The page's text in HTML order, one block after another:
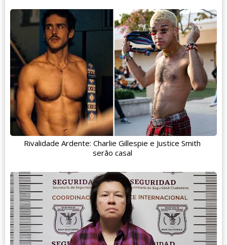
Rivalidade Ardente: Charlie Gillespie e Justice Smith
serão casal